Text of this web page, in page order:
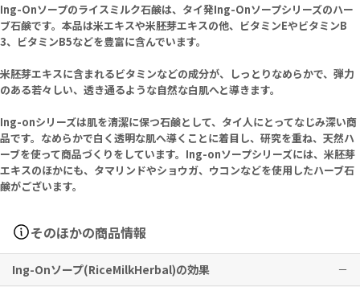
Ing-Onソープのライスミルク石鹸は、タイ発Ing-Onソープシリーズのハー
ブ石鹸です。本品は米エキスや米胚芽エキスの他、ビタミンEやビタミンB
3、ビタミンB5などを豊富に含んでいます。
米胚芽エキスに含まれるビタミンなどの成分が、しっとりなめらかで、弾力
のある若々しい、透き通るような自然な白肌へと導きます。
Ing-onシリーズは肌を清潔に保つ石鹸として、タイ人にとってなじみ深い商
品です。なめらかで白く透明な肌へ導くことに着目し、研究を重ね、天然ハ
ーブを使って商品づくりをしています。Ing-onソープシリーズには、米胚芽
エキスのほかにも、タマリンドやショウガ、ウコンなどを使用したハーブ石
鹸がございます。
そのほかの商品情報
Ing-Onソープ(RiceMilkHerbal)の効果